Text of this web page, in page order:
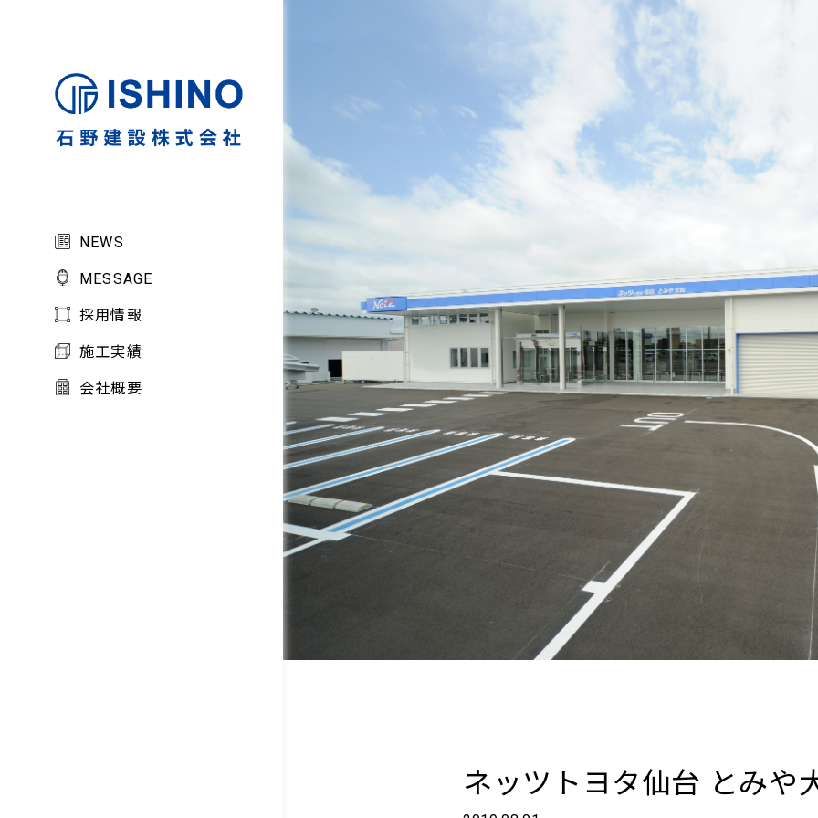
NEWS
MESSAGE
採用情報
施工実績
会社概要
ネッツトヨタ仙台 とみや